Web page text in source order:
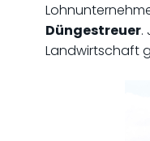
Düngestreuer.
Landwirtschaft